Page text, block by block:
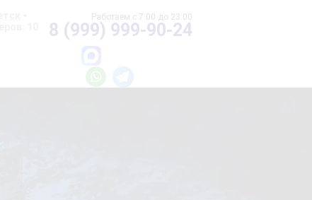
8 (999) 999-90-24